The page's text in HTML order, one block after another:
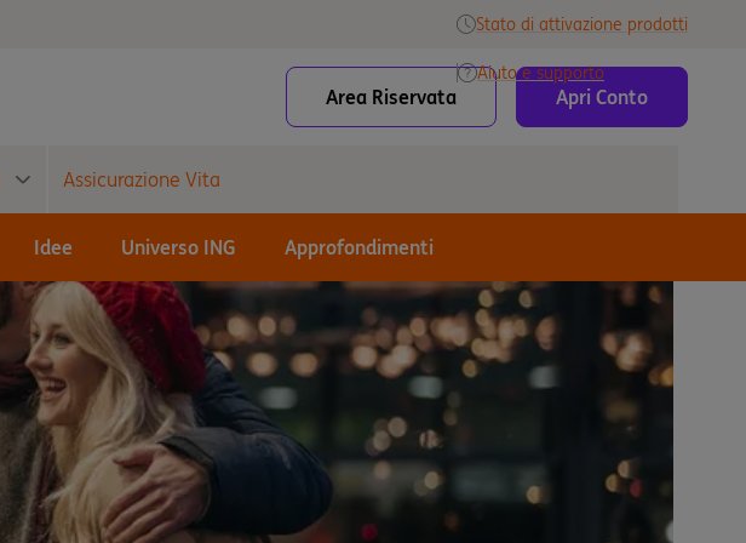
Stato di attivazione prodotti
Aiuto e supporto
Area Riservata Apri Conto
Assicurazione Vita
Idee Universo ING Approfondimenti